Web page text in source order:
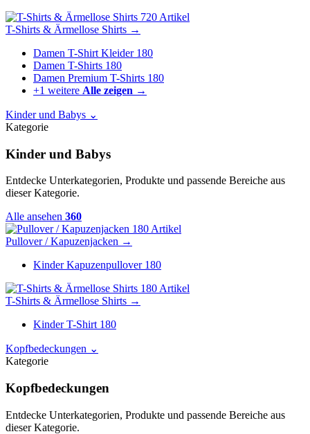
720 Artikel
T-Shirts & Ärmellose Shirts →
Damen T-Shirt Kleider 180
Damen T-Shirts 180
Damen Premium T-Shirts 180
+1 weitere Alle zeigen →
Kinder und Babys ⌄
Kategorie
Kinder und Babys
Entdecke Unterkategorien, Produkte und passende Bereiche aus
dieser Kategorie.
Alle ansehen 360
180 Artikel
Pullover / Kapuzenjacken →
Kinder Kapuzenpullover 180
180 Artikel
T-Shirts & Ärmellose Shirts →
Kinder T-Shirt 180
Kopfbedeckungen ⌄
Kategorie
Kopfbedeckungen
Entdecke Unterkategorien, Produkte und passende Bereiche aus
dieser Kategorie.